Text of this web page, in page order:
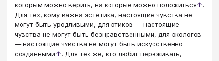
которым можно верить, на которые можно положиться↑.
Для тех, кому важна эстетика, настоящие чувства не
могут быть уродливыми, для этиков — настоящие
чувства не могут быть безнравственными, для экологов
— настоящие чувства не могут быть искусственно
созданными↑. Для тех же, кто любит переживать,